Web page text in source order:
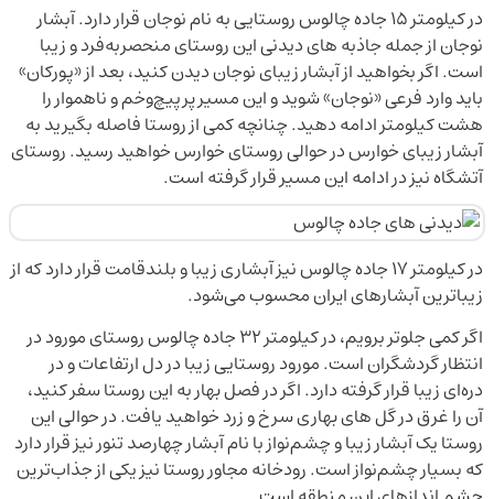
در کیلومتر ۱۵ جاده چالوس روستایی به نام نوجان قرار دارد. آبشار
نوجان از جمله جاذبه های دیدنی این روستای منحصربه‌فرد و زیبا
است. اگر بخواهید از آبشار زیبای نوجان دیدن کنید، بعد از «پورکان»
باید وارد فرعی «نوجان» شوید و این مسیر پرپیچ‌وخم و ناهموار را
هشت کیلومتر ادامه دهید. چنانچه کمی از روستا فاصله بگیرید به
آبشار زیبای خوارس در حوالی روستای خوارس خواهید رسید. روستای
آتشگاه نیز در ادامه این مسیر قرار گرفته است.
در کیلومتر ۱۷ جاده چالوس نیز آبشاری زیبا و بلندقامت قرار دارد که از
زیباترین آبشارهای ایران محسوب می‌شود.
اگر کمی جلوتر برویم، در کیلومتر ۳۲ جاده چالوس روستای مورود در
انتظار گردشگران است. مورود روستایی زیبا در دل ارتفاعات و در
دره‌ای زیبا قرار گرفته دارد. اگر در فصل بهار به این روستا سفر کنید،
آن را غرق در گل های بهاری سرخ و زرد خواهید یافت. در حوالی این
روستا یک آبشار زیبا و چشم‌نواز با نام آبشار چهارصد تنور نیز قرار دارد
که بسیار چشم‌نواز است. رودخانه مجاور روستا نیز یکی از جذاب‌ترین